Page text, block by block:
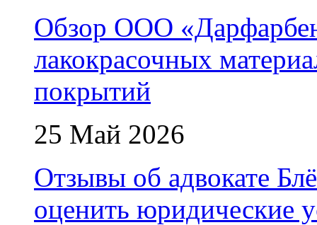
Обзор ООО
лакокрасочных
покрытий
25 Май 2026
Отзывы об адвокате
оценить юридические